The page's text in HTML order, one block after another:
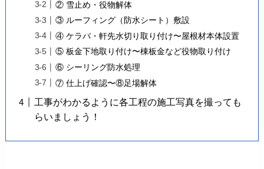
② 雪止め・役物解体
③ ルーフィング（防水シート）敷設
④ ケラバ・軒先水切り取り付け〜屋根材本体設置
⑤ 板金下地取り付け〜棟板金など役物取り付け
⑥ シーリング防水処理
⑦ 仕上げ確認〜⑧足場解体
工事がわかるように各工程の施工写真を撮っても
らいましょう！